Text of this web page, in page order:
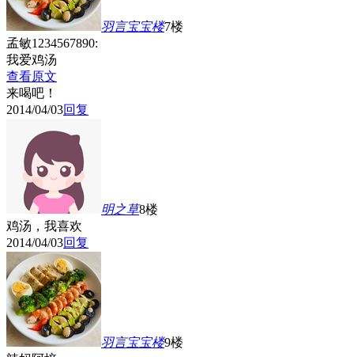
羽言宝宝楼7楼
孟敏1234567890:
我爱鸡汤
查看原文
来喝吧！
2014/04/03回复
明之草8楼
鸡汤，我喜欢
2014/04/03回复
羽言宝宝楼9楼